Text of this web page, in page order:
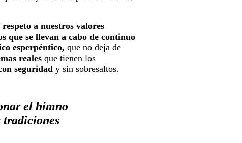
a nuestros valores
que se llevan a cabo de continuo
esperpéntico, que no deja de
reales que tienen los
seguridad y sin sobresaltos.
el himno
tradiciones